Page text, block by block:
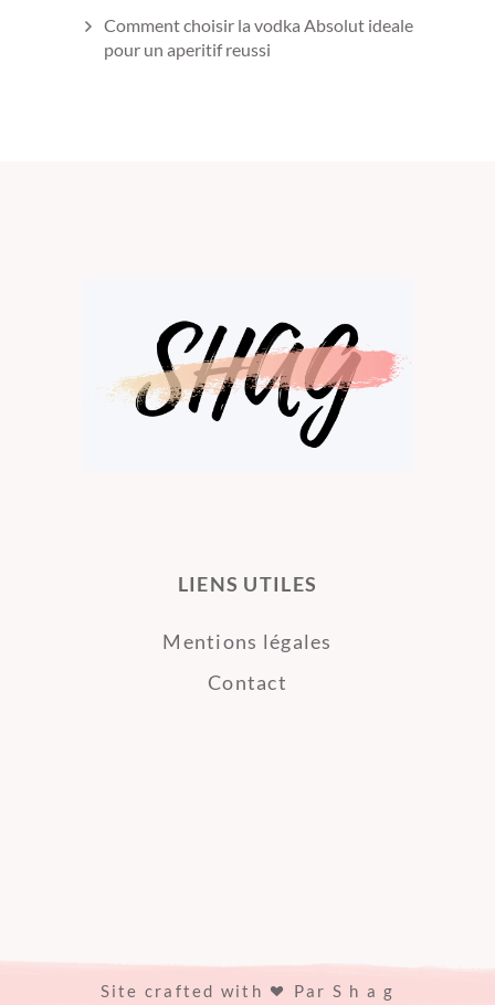
Comment choisir la vodka Absolut ideale
pour un aperitif reussi
LIENS UTILES
Mentions légales
Contact
Site crafted with Par S h a g